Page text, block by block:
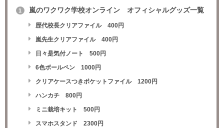
1 嵐のワクワク学校オンライン オフィシャルグッズ一覧
歴代校長クリアファイル 400円
嵐先生クリアファイル 400円
日々是気付ノート 500円
6色ボールペン 1000円
クリアケースつきポケットファイル 1200円
ハンカチ 800円
ミニ栽培キット 500円
スマホスタンド 2300円